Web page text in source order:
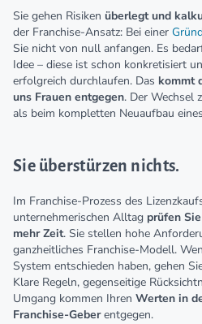
Sie gehen Risiken überlegt und
der Franchise-Ansatz: Bei einer
Sie nicht von null anfangen. Es
Idee – diese ist schon konkretisiert
erfolgreich durchlaufen. Das kommt
uns Frauen entgegen. Der Wechsel
als beim kompletten Neuaufbau
Sie überstürzen nichts.
Im Franchise-Prozess des
unternehmerischen Alltag prüfen
mehr Zeit. Sie stellen hohe
ganzheitliches Franchise-Modell.
System entschieden haben, gehen
Klare Regeln, gegenseitige
Umgang kommen Ihren Werten in
Franchise-Geberentgegen.